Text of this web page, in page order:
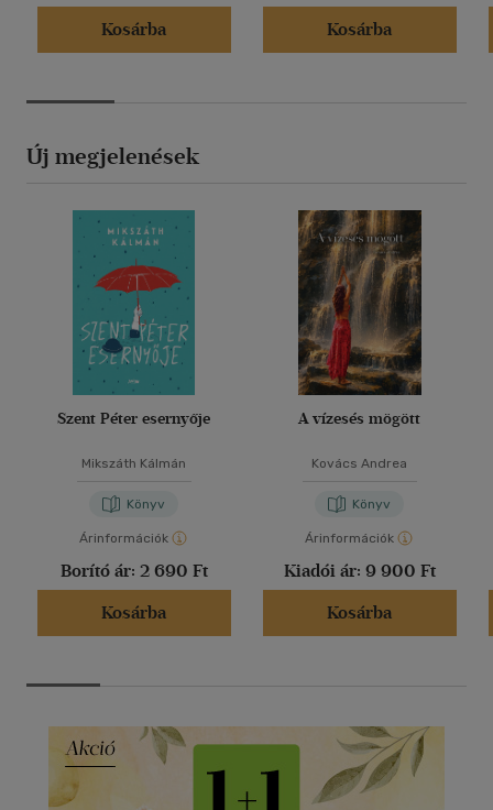
Kosárba
Kosárba
Új megjelenések
Szent Péter esernyője
Mikszáth Kálmán
Könyv
Árinformációk
Borító ár: 2 690 Ft
Kosárba
A vízesés mögött
Kovács Andrea
Könyv
Árinformációk
Kiadói ár: 9 900 Ft
Kosárba